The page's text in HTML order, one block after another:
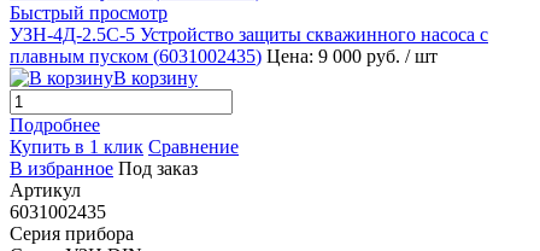
Быстрый просмотр
УЗН-4Д-2.5С-5 Устройство защиты скважинного насоса с
плавным пуском (6031002435) Цена: 9 000 руб. / шт
В корзину
Подробнее
Купить в 1 клик Сравнение
В избранное Под заказ
Артикул
6031002435
Серия прибора